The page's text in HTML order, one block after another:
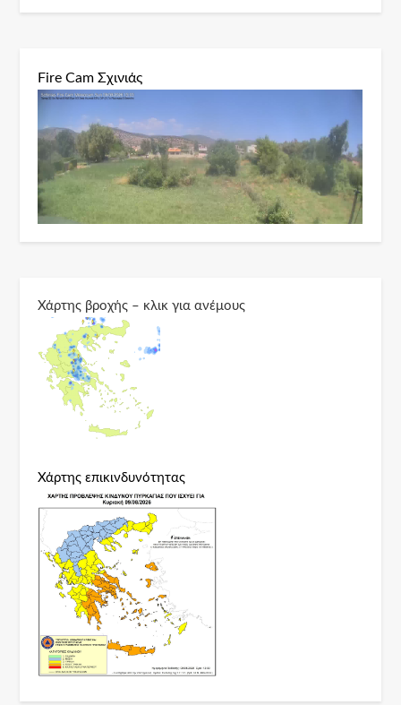
Fire Cam Σχινιάς
Χάρτης βροχής – κλικ για ανέμους
Χάρτης επικινδυνότητας